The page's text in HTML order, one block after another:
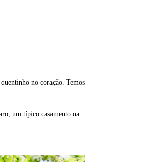
no coração. Temos
um típico casamento na